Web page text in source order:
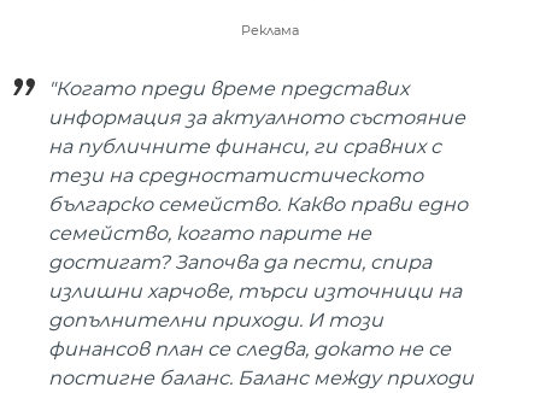
Реклама
"Когато преди време представих
информация за актуалното състояние
на публичните финанси, ги сравних с
тези на средностатистическото
българско семейство. Какво прави едно
семейство, когато парите не
достигат? Започва да пести, спира
излишни харчове, търси източници на
допълнителни приходи. И този
финансов план се следва, докато не се
постигне баланс. Баланс между приходи